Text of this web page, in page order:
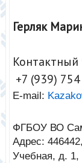
Герляк
Контактный
+7 (939)
E-mail:
ФГБОУ ВО
Адрес:
Учебная, д. 1,